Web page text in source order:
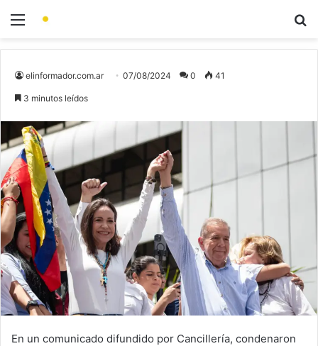
elinformador.com.ar 07/08/2024 0 41
3 minutos leídos
En un comunicado difundido por Cancillería, condenaron